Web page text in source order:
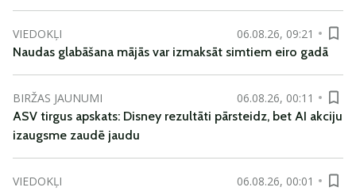
VIEDOKĻI
06.08.26, 09:21
Naudas glabāšana mājās var izmaksāt simtiem eiro gadā
BIRŽAS JAUNUMI
06.08.26, 00:11
ASV tirgus apskats: Disney rezultāti pārsteidz, bet AI akciju
izaugsme zaudē jaudu
VIEDOKĻI
06.08.26, 00:01